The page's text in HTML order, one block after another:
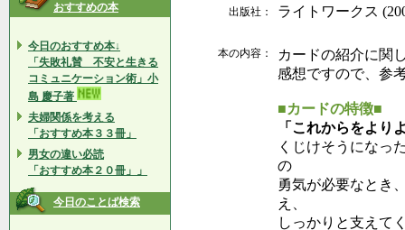
おすすめの本
今日のおすすめ本↓
「失敗礼賛 不安と生きる
コミュニケーション術」小
島 慶子著
夫婦関係を考える
「おすすめ本３３冊」
男女の違い必読
「おすすめ本２０冊」」
今日のことば検索
出版社： ライトワークス
本の内容：
カードの紹介に関
感想ですので、参
■カードの特徴■
「これからをより
くじけそうになっ
の
勇気が必要なとき
え、
しっかりと支えて